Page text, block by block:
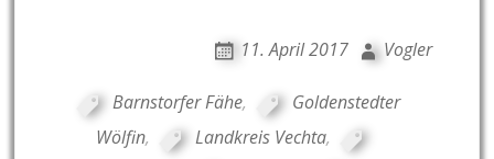
11. April 2017 Vogler
Barnstorfer Fähe,
Goldenstedter
Wölfin, Landkreis Vechta,